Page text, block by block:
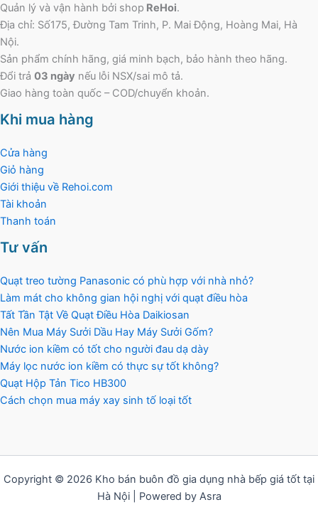
Quản lý và vận hành bởi shop ReHoi.
Địa chỉ: Số175, Đường Tam Trinh, P. Mai Động, Hoàng Mai, Hà
Nội.
Sản phẩm chính hãng, giá minh bạch, bảo hành theo hãng.
Đổi trả 03 ngày nếu lỗi NSX/sai mô tả.
Giao hàng toàn quốc – COD/chuyển khoản.
Khi mua hàng
Cửa hàng
Giỏ hàng
Giới thiệu về Rehoi.com
Tài khoản
Thanh toán
Tư vấn
Quạt treo tường Panasonic có phù hợp với nhà nhỏ?
Làm mát cho không gian hội nghị với quạt điều hòa
Tất Tần Tật Về Quạt Điều Hòa Daikiosan
Nên Mua Máy Sưởi Dầu Hay Máy Sưởi Gốm?
Nước ion kiềm có tốt cho người đau dạ dày
Máy lọc nước ion kiềm có thực sự tốt không?
Quạt Hộp Tản Tico HB300
Cách chọn mua máy xay sinh tố loại tốt
Copyright © 2026 Kho bán buôn đồ gia dụng nhà bếp giá tốt tại
Hà Nội | Powered by Asra